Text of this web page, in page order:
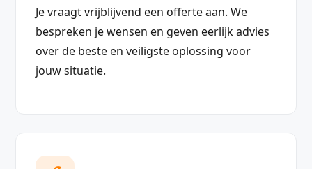
Je vraagt vrijblijvend een offerte aan. We
bespreken je wensen en geven eerlijk advies
over de beste en veiligste oplossing voor
jouw situatie.